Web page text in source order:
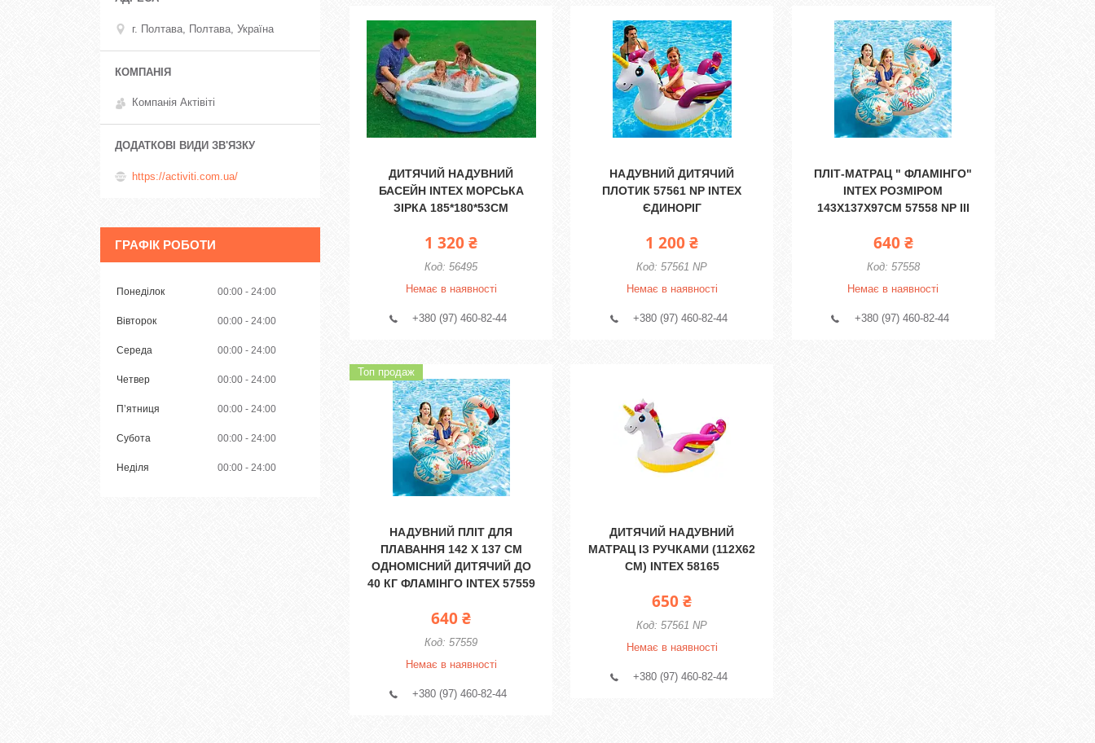
ДИТЯЧИЙ НАДУВНИЙ
БАСЕЙН INTEX МОРСЬКА
ЗІРКА 185*180*53СМ
1 320 ₴
56495
Немає в наявності
+380 (97) 460-82-44
НАДУВНИЙ ДИТЯЧИЙ
ПЛОТИК 57561 NP INTEX
ЄДИНОРІГ
1 200 ₴
57561 NP
Немає в наявності
+380 (97) 460-82-44
ПЛІТ-МАТРАЦ " ФЛАМІНГО"
INTEX РОЗМІРОМ
143Х137Х97СМ 57558 NP III
640 ₴
57558
Немає в наявності
+380 (97) 460-82-44
Топ продаж
НАДУВНИЙ ПЛІТ ДЛЯ
ПЛАВАННЯ 142 Х 137 СМ
ОДНОМІСНИЙ ДИТЯЧИЙ ДО
40 КГ ФЛАМІНГО INTEX 57559
640 ₴
57559
Немає в наявності
+380 (97) 460-82-44
ДИТЯЧИЙ НАДУВНИЙ
МАТРАЦ ІЗ РУЧКАМИ (112Х62
СМ) INTEX 58165
650 ₴
57561 NP
Немає в наявності
+380 (97) 460-82-44
г. Полтава, Полтава, Україна
Компанія Актівіті
https://activiti.com.ua/
ГРАФІК РОБОТИ
Понеділок 00:00 24:00
Вівторок 00:00 24:00
Середа 00:00 24:00
Четвер 00:00 24:00
Пʼятниця 00:00 24:00
Субота 00:00 24:00
Неділя 00:00 24:00